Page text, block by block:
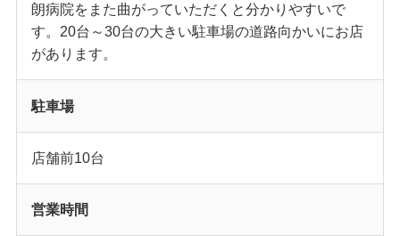
朗病院をまた曲がっていただくと分かりやすいで
す。20台～30台の大きい駐車場の道路向かいにお店
があります。
駐車場
店舗前10台
営業時間